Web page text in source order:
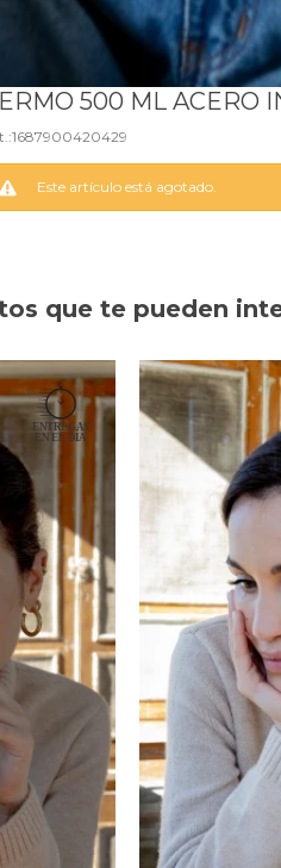
500 ML ACERO
1687900420429
Este artículo está agotado.
que te pueden